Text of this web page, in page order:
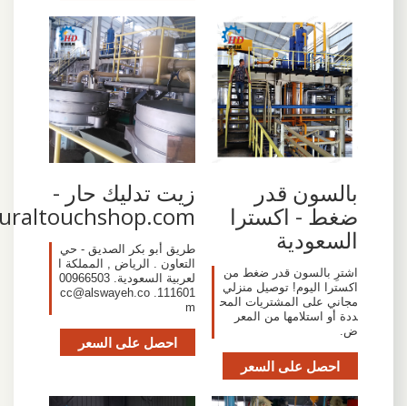
بالسون قدر
ضغط - اكسترا
السعودية
اشترِ بالسون قدر ضغط من
اكسترا اليوم! توصيل منزلي
مجاني على المشتريات المح
ددة أو استلامها من المعر
احصل على السعر
زيت تدليك حار -
naturaltouchshop.com
طريق أبو بكر الصديق - حي
التعاون . الرياض , المملكة ا
لعربية السعودية. 00966503
111601.
cc@alswayeh.co
m
احصل على السعر